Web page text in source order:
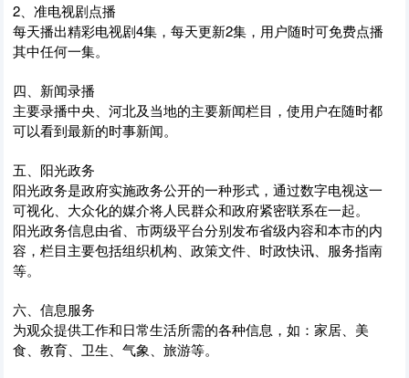
2、准电视剧点播
每天播出精彩电视剧4集，每天更新2集，用户随时可免费点播
其中任何一集。
四、新闻录播
主要录播中央、河北及当地的主要新闻栏目，使用户在随时都
可以看到最新的时事新闻。
五、阳光政务
阳光政务是政府实施政务公开的一种形式，通过数字电视这一
可视化、大众化的媒介将人民群众和政府紧密联系在一起。
阳光政务信息由省、市两级平台分别发布省级内容和本市的内
容，栏目主要包括组织机构、政策文件、时政快讯、服务指南
等。
六、信息服务
为观众提供工作和日常生活所需的各种信息，如：家居、美
食、教育、卫生、气象、旅游等。